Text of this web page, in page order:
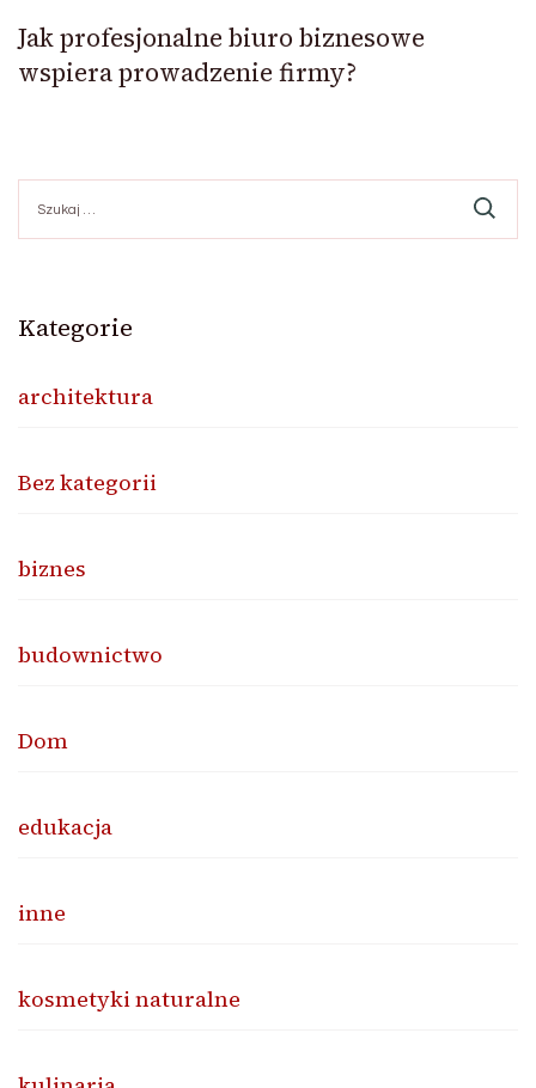
Jak profesjonalne biuro biznesowe
wspiera prowadzenie firmy?
Kategorie
architektura
Bez kategorii
biznes
budownictwo
Dom
edukacja
inne
kosmetyki naturalne